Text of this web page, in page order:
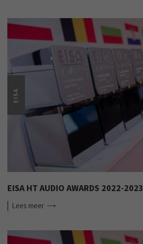
EISA
EISA HT AUDIO AWARDS 2022-2023
Lees meer